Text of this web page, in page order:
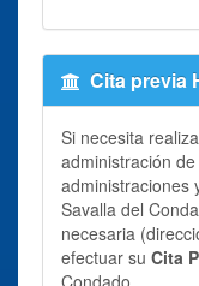
Cita previa
Si necesita
administración
administraciones
Savalla del
necesaria
efectuar su Cita
Condado.